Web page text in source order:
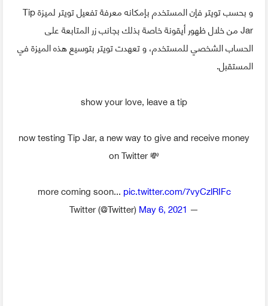
و بحسب تويتر فإن المستخدم بإمكانه معرفة تفعيل تويتر لميزة Tip
Jar من خلال ظهور أيقونة خاصة بذلك بجانب زر المتابعة على
الحساب الشخصي للمستخدم، و تعهدت تويتر بتوسيع هذه الميزة في
المستقبل.
show your love, leave a tip
now testing Tip Jar, a new way to give and receive money
on Twitter 💸
more coming soon...pic.twitter.com/7vyCzlRIFc
— Twitter (@Twitter)
May 6, 2021